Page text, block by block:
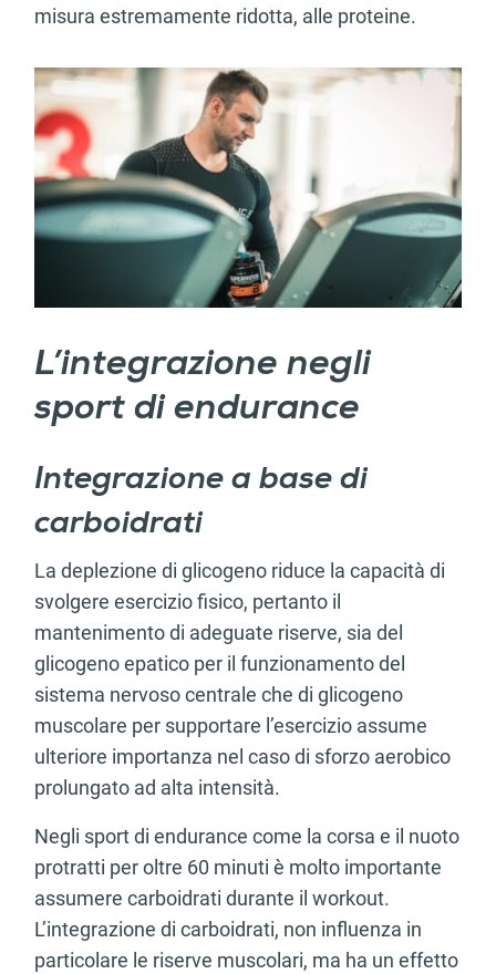
misura estremamente ridotta, alle proteine.
L’integrazione negli
sport di endurance
Integrazione a base di
carboidrati
La deplezione di glicogeno riduce la capacità di
svolgere esercizio fisico, pertanto il
mantenimento di adeguate riserve, sia del
glicogeno epatico per il funzionamento del
sistema nervoso centrale che di glicogeno
muscolare per supportare l’esercizio assume
ulteriore importanza nel caso di sforzo aerobico
prolungato ad alta intensità.
Negli sport di endurance come la corsa e il nuoto
protratti per oltre 60 minuti è molto importante
assumere carboidrati durante il workout.
L’integrazione di carboidrati, non influenza in
particolare le riserve muscolari, ma ha un effetto